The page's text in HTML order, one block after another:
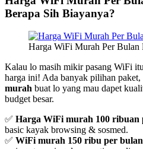
Berapa Sih Biayanya?
Harga WiFi Murah Per
Kalau lo masih mikir pasang WiFi
harga ini! Ada banyak pilihan paket,
murah buat lo yang mau dapet
budget besar.
✅ Harga WiFi murah 100 ribuan
basic kayak browsing & sosmed.
✅ WiFi murah 150 ribu per bulan